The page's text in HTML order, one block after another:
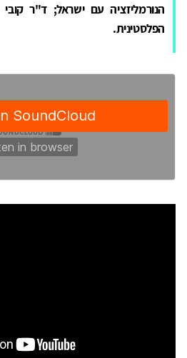
הנורמליזציה עם ישראל; ד"ר
הפלסטינית.